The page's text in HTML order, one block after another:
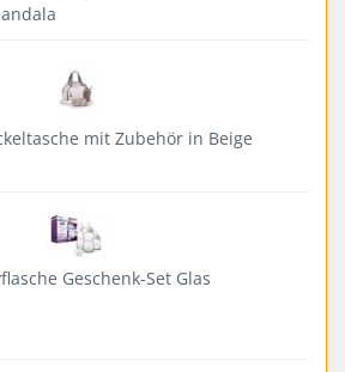
mit Zubehör in Beige
Geschenk-Set Glas